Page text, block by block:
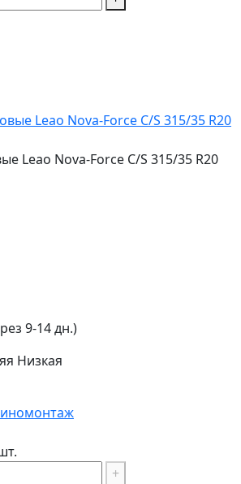
Leao Nova-Force C/S 315/35 R20
9-14 дн.)
Низкая
+